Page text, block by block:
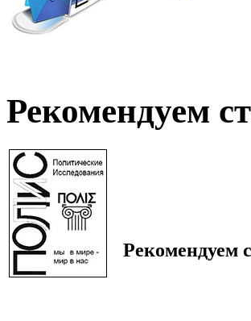
Рекомендуем
Рекомендуем